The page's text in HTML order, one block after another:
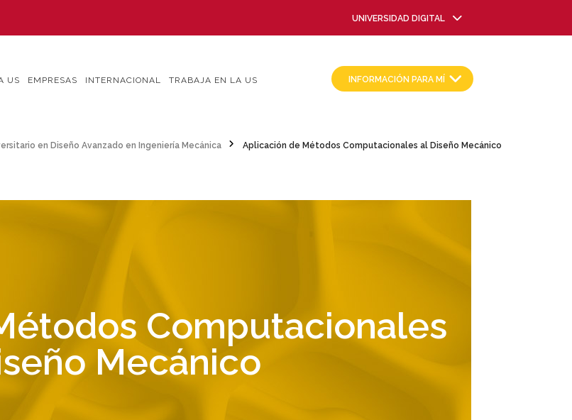
UNIVERSIDAD DIGITAL
US EMPRESAS INTERNACIONAL TRABAJA EN LA US INFORMACIÓN PARA MÍ
en Diseño Avanzado en Ingeniería Mecánica Aplicación de Métodos Computacionales al Diseño Mecánico
Computacionales
Mecánico